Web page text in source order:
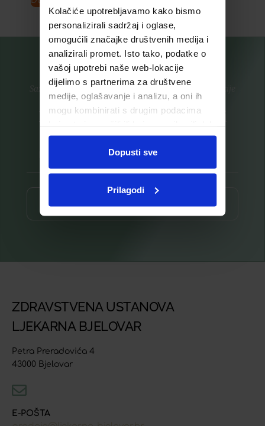
Kolačiće upotrebljavamo kako bismo
personalizirali sadržaj i oglase,
omogućili značajke društvenih medija i
analizirali promet. Isto tako, podatke o
vašoj upotrebi naše web-lokacije
dijelimo s partnerima za društvene
medije, oglašavanje i analizu, a oni ih
mogu kombinirati s drugim podacima
ste upotrebljavali njihove usluge.
Dopusti sve
Prilagodi
Saznajte prvi za nove proizvode i ekskluzivne promocije
Prijavite se na listu za novosti
Prijava ⟶
ZDRAVSTVENA USTANOVA
LJEKARNA BJELOVAR
Petra Preradovića 4
43000 Bjelovar
E-POŠTA